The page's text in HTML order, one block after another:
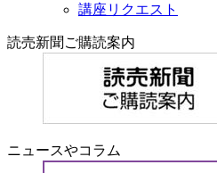
講座リクエスト
読売新聞ご購読案内
ニュースやコラム